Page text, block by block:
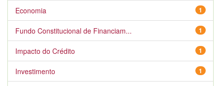
1
Economia
1
Fundo Constitucional de Financiam...
1
Impacto do Crédito
1
Investimento